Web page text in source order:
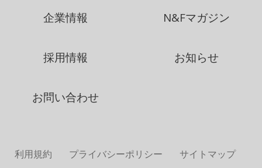
企業情報 N&Fマガジン
採用情報 お知らせ
お問い合わせ
利用規約 プライバシーポリシー サイトマップ